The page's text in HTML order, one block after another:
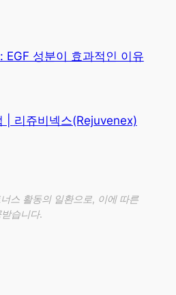
EGF 성분이 효과적인 이유
| 리쥬비넥스(Rejuvenex)
스 활동의 일환으로, 이에 따른
습니다.